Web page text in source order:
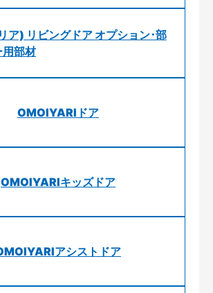
ア) リビングドア オプション･部
用部材
OMOIYARIドア
OMOIYARIキッズドア
アシストドア